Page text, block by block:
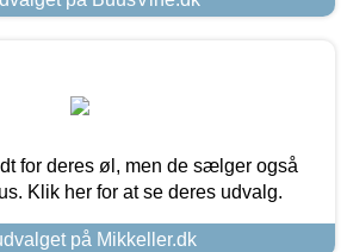
for deres øl, men de sælger også
Klik her for at se deres udvalg.
på Mikkeller.dk